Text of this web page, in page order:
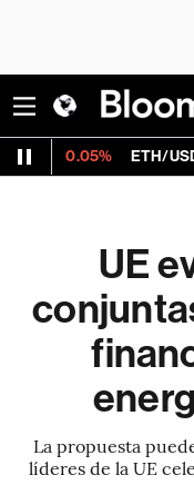
ETH/USD 1,871.065
UE
La propuesta
líderes de la UE